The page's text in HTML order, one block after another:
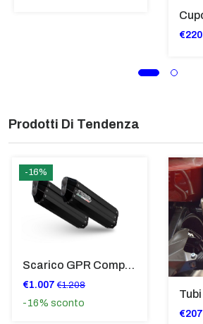
€220
Prodotti Di Tendenza
-16%
Scarico GPR Compatibile Con Bmw K 1600 Gt 2017-2021 - Hyper Sonic Black Titanium
€1.007 €1.208
-16% sconto
€207